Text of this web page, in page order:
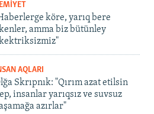
köre, yarıq bere
amma biz bütünley
AQLARI
Skrıpnık: "Qırım azat etilsin
insanlar yarıqsız ve suvsuz
azırlar"